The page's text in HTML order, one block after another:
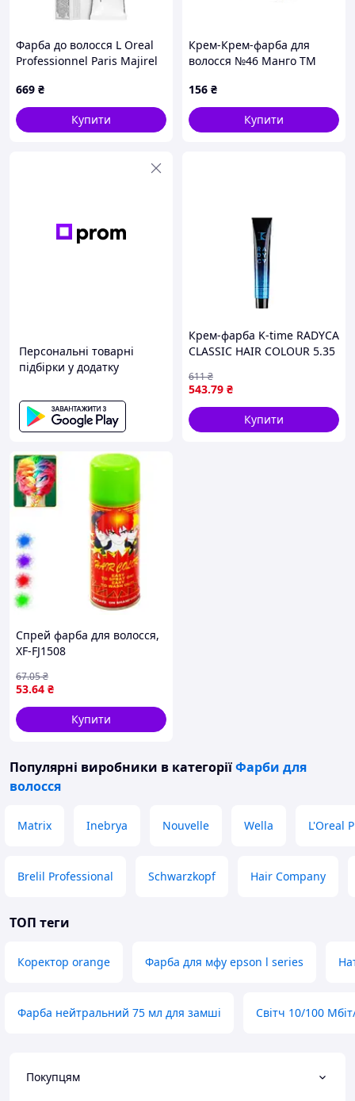
Фарба до волосся L Oreal
Professionnel Paris Majirel
(3474637280888)
669 ₴
Купити
Крем-Крем-фарба для
волосся №46 Манго ТМ
156 ₴
Купити
Персональні товарні
підбірки у додатку
Крем-фарба K-time RADYCA
CLASSIC HAIR COLOUR 5.35
червоне дерево
543.79 ₴
611₴
Купити
Спрей фарба для волосся,
XF-FJ1508
53.64 ₴
67.05₴
Купити
Популярні виробники в категоріїФарби для
волосся
Matrix Inebrya Nouvelle Wella L'Oreal
Brelil Professional Schwarzkopf Hair Company
ТОП теги
Коректор orange Фарба для мфу epson l series
Фарба нейтральний 75 мл для замші Світч 10/100
Покупцям